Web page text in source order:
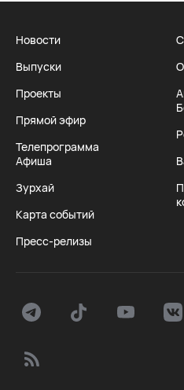
Новости
Выпуски
Проекты
Прямой эфир
Телепрограмма
Афиша
Зурхай
Карта событий
Пресс-релизы